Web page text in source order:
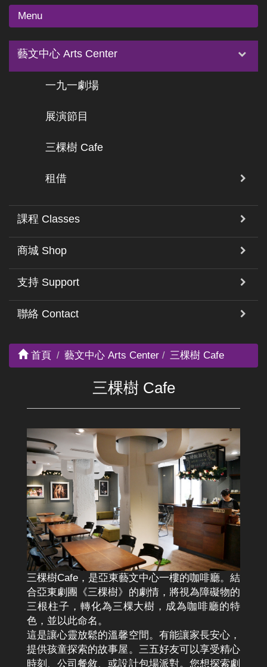
Menu
藝文中心 Arts Center
一九一劇場
展演節目
三棵樹 Cafe
租借
課程 Classes
商城 Shop
支持 Support
聯絡 Contact
首頁 藝文中心 Arts Center 三棵樹 Cafe
三棵樹 Cafe
三棵樹Cafe，是亞東藝文中心一樓的咖啡廳。結
合亞東劇團《三棵樹》的劇情，將視為障礙物的
三根柱子，轉化為三棵大樹，成為咖啡廳的特
色，並以此命名。
這是讓心靈放鬆的溫馨空間。有能讓家長安心，
提供孩童探索的故事屋。三五好友可以享受精心
時刻、公司餐敘、或設計包場派對。您想探索劇